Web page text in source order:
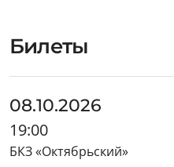
Билеты
08.10.2026
19:00
БКЗ «Октябрьский»